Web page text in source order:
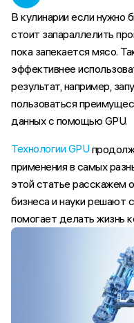
В кулинарии если нужно
стоит запараллелить
пока запекается мясо.
эффективнее
результат, например,
пользоваться
данных с помощью GPU.
Технологии GPU
применения в самых
этой статье расскажем
бизнеса и науки решают
помогает делать жизнь